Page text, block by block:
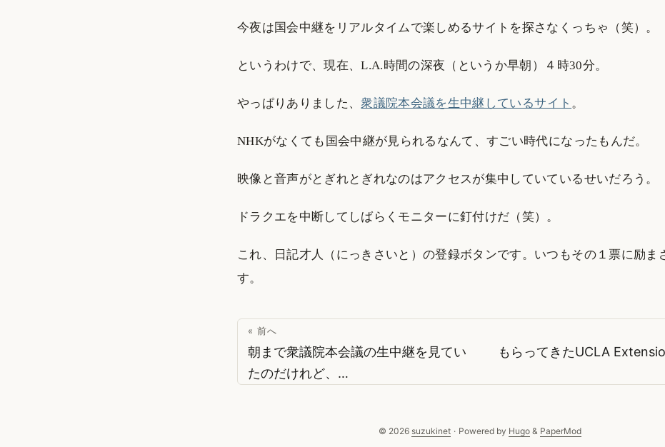
今夜は国会中継をリアルタイムで楽しめるサイトを探さなくっちゃ（笑）。
というわけで、現在、L.A.時間の深夜（というか早朝）４時30分。
やっぱりありました、衆議院本会議を生中継しているサイト 。
NHKがなくても国会中継が見られるなんて、すごい時代になったもんだ。
映像と音声がとぎれとぎれなのはアクセスが集中していているせいだろう。
ドラクエを中断してしばらくモニターに釘付けだ（笑）。
これ、日記才人（にっきさいと）の登録ボタンです。いつもその１票に励ま
す。
« 前へ
朝まで衆議院本会議の生中継を見てい
たのだけれど、…
もらってきたUCLA
© 2026 suzukinet · Powered by Hugo & PaperMod